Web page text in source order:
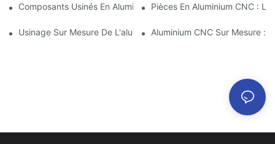
Composants Usinés En Aluminium : Personnalisation Pour Les
Pièces En Aluminium CNC :
Usinage Sur Mesure De L'aluminium : Découverte Des
Aluminium CNC Sur Mesure :